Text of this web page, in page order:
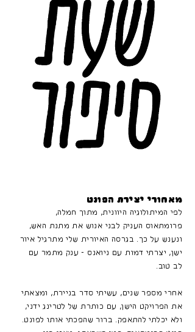
מאחורי יצירת הפונט
לפי המיתולוגיה היוונית, מתוך חמלה,
פרומתאוס העניק לבני אנוש את מתנת האש,
ונענש על כך. בגרסה האיורית שלי מתרגיל איור
ישן, יצרתי דמות עם ניואנס - ענק מתמר עם
לב טוב.
אחרי מספר שנים, עשיתי סדר בניירת, ומצאתי
את הפרויקט הישן, עם כותרת של לטרינג ידני,
ולא יכלתי להתאפק. ברור שהפכתי אותו לפונט.